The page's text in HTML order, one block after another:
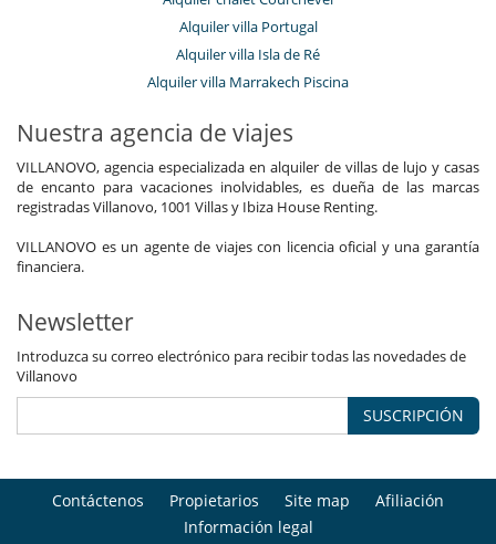
Alquiler villa Portugal
Alquiler villa Isla de Ré
Alquiler villa Marrakech Piscina
Nuestra agencia de viajes
VILLANOVO, agencia especializada en alquiler de villas de lujo y casas
de encanto para vacaciones inolvidables, es dueña de las marcas
registradas Villanovo, 1001 Villas y Ibiza House Renting.
VILLANOVO es un agente de viajes con licencia oficial y una garantía
financiera.
Newsletter
Introduzca su correo electrónico para recibir todas las novedades de
Villanovo
SUSCRIPCIÓN
Contáctenos Propietarios Site map
Afiliación
Información legal